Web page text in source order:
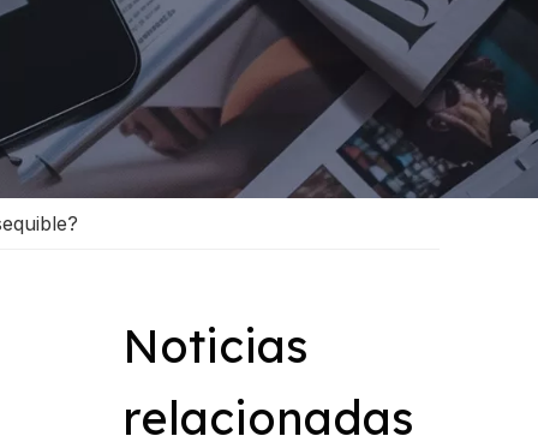
Noticias
relacionadas